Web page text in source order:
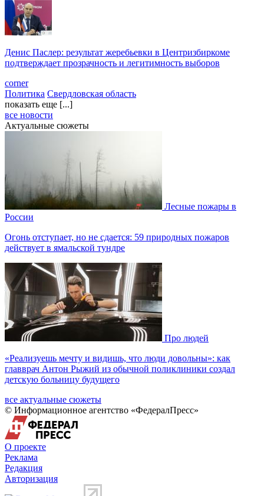
Денис Паслер: результат жеребьевки в Центризбиркоме
подтверждает прозрачность и легитимность выборов
corner
Политика Свердловская область
показать еще [...]
все новости
Актуальные сюжеты
Лесные пожары в
России
Огонь отступает, но не сдается: 59 природных пожаров
действует в ямальской тундре
Про людей
«Реализуешь мечту и видишь, что люди довольны»: как
главврач Антон Рыжий из обычной поликлиники создал
детскую больницу будущего
все актуальные сюжеты
© Информационное агентство «ФедералПресс»
О проекте
Реклама
Редакция
Авторизация